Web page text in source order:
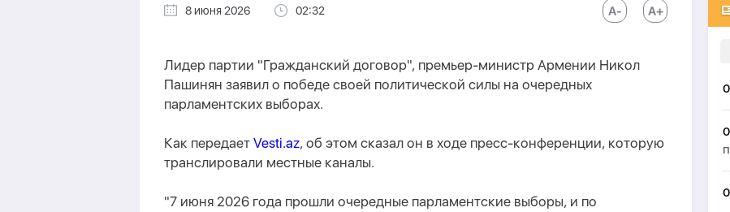
8 июня 2026 02:32
Лидер партии "Гражданский договор", премьер-министр Армении Никол
Пашинян заявил о победе своей политической силы на очередных
парламентских выборах.
Как передает Vesti.az, об этом сказал он в ходе пресс-конференции, которую
транслировали местные каналы.
"7 июня 2026 года прошли очередные парламентские выборы, и по